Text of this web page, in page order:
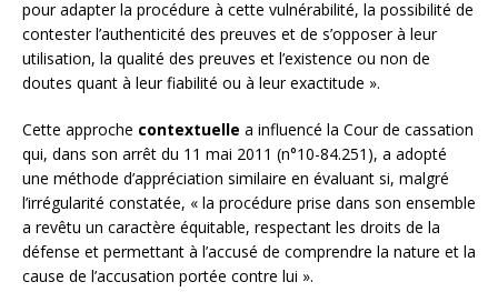
pour adapter la procédure à cette vulnérabilité, la possibilité de
contester l’authenticité des preuves et de s’opposer à leur
utilisation, la qualité des preuves et l’existence ou non de
doutes quant à leur fiabilité ou à leur exactitude ».
Cette approche contextuelle a influencé la Cour de cassation
qui, dans son arrêt du 11 mai 2011 (n°10-84.251), a adopté
une méthode d’appréciation similaire en évaluant si, malgré
l’irrégularité constatée, « la procédure prise dans son ensemble
a revêtu un caractère équitable, respectant les droits de la
défense et permettant à l’accusé de comprendre la nature et la
cause de l’accusation portée contre lui ».